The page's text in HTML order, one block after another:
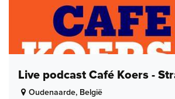
Live podcast Café Koers -
Oudenaarde, België